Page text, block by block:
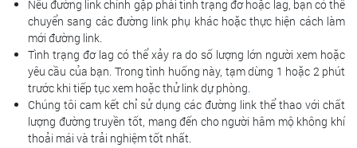
Nếu đường link chính gặp phải tình trạng đơ hoặc lag, bạn có thể
chuyển sang các đường link phụ khác hoặc thực hiện cách làm
mới đường link.
Tình trạng đơ lag có thể xảy ra do số lượng lớn người xem hoặc
yêu cầu của bạn. Trong tình huống này, tạm dừng 1 hoặc 2 phút
trước khi tiếp tục xem hoặc thử link dự phòng.
Chúng tôi cam kết chỉ sử dụng các đường link thể thao với chất
lượng đường truyền tốt, mang đến cho người hâm mộ không khí
thoải mái và trải nghiệm tốt nhất.